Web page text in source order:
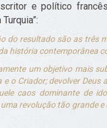
e político
do resultado são as três
história contemporânea
um objetivo mais
o Criador; devolver Deus
caos dominante de
revolução tão grande